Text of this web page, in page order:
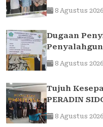
Sinergi Polri
8 Agustus 2026
Dugaan
Desa
8 Agustus 2026
Tujuh
PERADIN
dengan DPRD
8 Agustus 2026